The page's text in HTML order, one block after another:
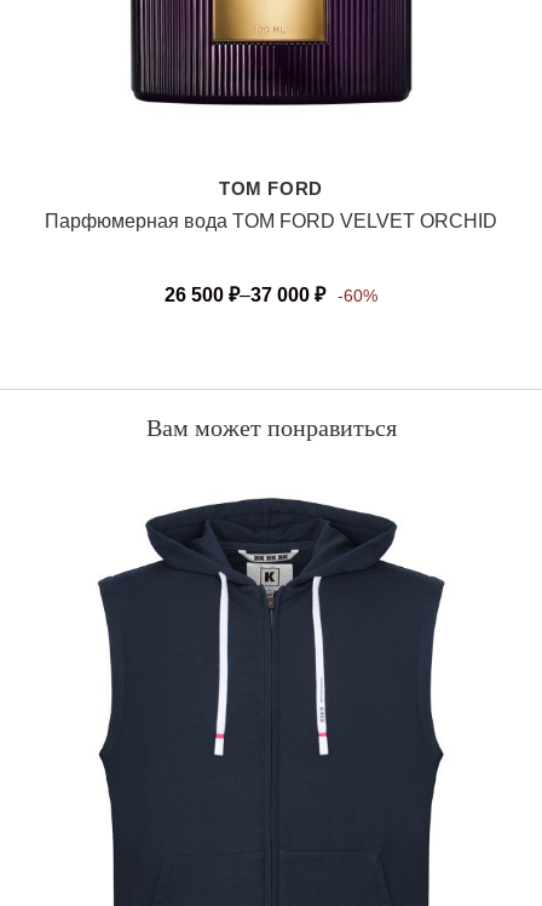
TOM FORD
Парфюмерная вода TOM FORD VELVET ORCHID
26 500 ₽–37 000 ₽ -60%
Вам может понравиться